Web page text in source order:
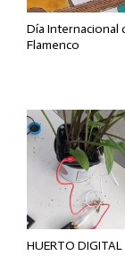
Día Internacional
Flamenco
HUERTO DIGITAL